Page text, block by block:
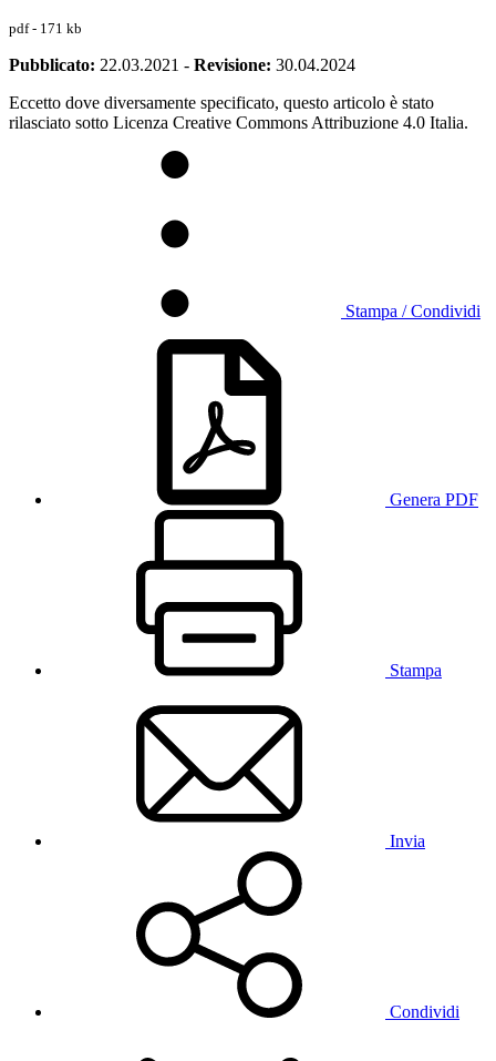
pdf - 171 kb
Pubblicato: 22.03.2021 - Revisione: 30.04.2024
Eccetto dove diversamente specificato, questo articolo è stato
rilasciato sotto Licenza Creative Commons Attribuzione 4.0 Italia.
Stampa / Condividi
Genera PDF
Stampa
Invia
Condividi